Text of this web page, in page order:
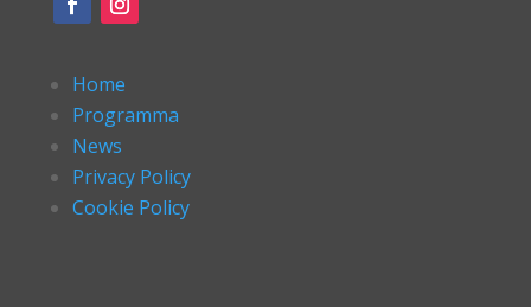
Home
Programma
News
Privacy Policy
Cookie Policy